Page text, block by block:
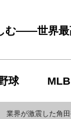
む――世界最
球 MLB
界が激震した角田